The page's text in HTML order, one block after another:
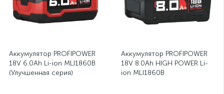
Аккумулятор PROFIPOWER
18V 6.0Ah Li-ion MLI1860B
(Улучшенная серия)
Аккумулятор PROFIPOWER
18V 8.0Ah HIGH POWER Li-
ion MLI1860B